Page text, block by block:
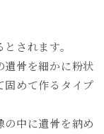
されます。
遺骨を細かに粉状
固めて作るタイプ
の中に遺骨を納め